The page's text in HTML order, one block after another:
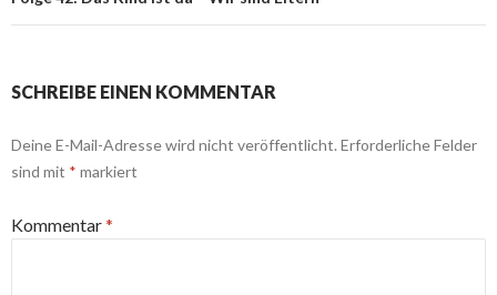
SCHREIBE EINEN KOMMENTAR
Deine E-Mail-Adresse wird nicht veröffentlicht. Erforderliche Felder
sind mit * markiert
Kommentar*